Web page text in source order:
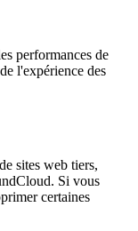
performances de
l'expérience des
sites web tiers,
Si vous
certaines